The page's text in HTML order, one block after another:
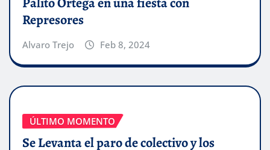
Represores
Alvaro Trejo Feb 8, 2024
ÚLTIMO MOMENTO
Se Levanta el paro de colectivo y los